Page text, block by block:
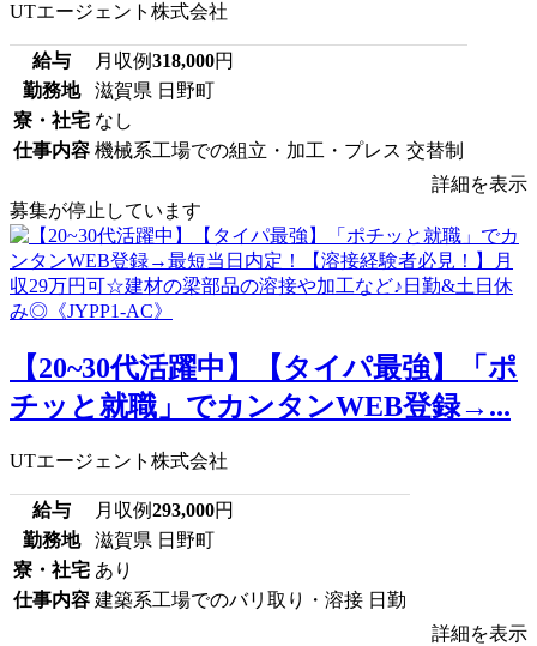
UTエージェント株式会社
給与 月収例318,000円
勤務地
滋賀県 日野町
寮・社宅 なし
仕事内容 機械系工場での組立・加工・プレス 交替制
詳細を表示
募集が停止しています
【20~30代活躍中】【タイパ最強】「ポ
チッと就職」でカンタンWEB登録→...
UTエージェント株式会社
給与 月収例293,000円
勤務地
滋賀県 日野町
寮・社宅 あり
仕事内容 建築系工場でのバリ取り・溶接 日勤
詳細を表示